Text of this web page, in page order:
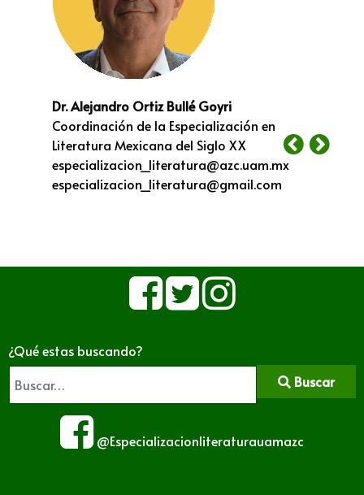
Dr. Alejandro Ortiz Bullé Goyri
Coordinación de la Especialización en
Literatura Mexicana del Siglo XX
especializacion_literatura@azc.uam.mx
especializacion_literatura@gmail.com
¿Qué estas buscando?
Buscar
@Especializacionliteraturauamazc